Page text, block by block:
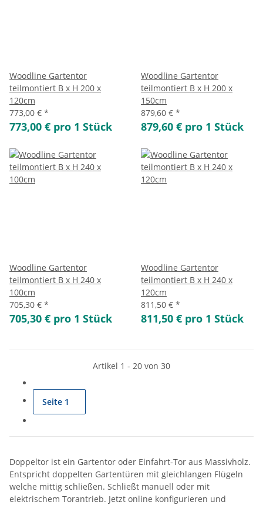
Woodline Gartentor
teilmontiert B x H 200 x
120cm
773,00 € *
773,00 € pro 1 Stück
Woodline Gartentor
teilmontiert B x H 200 x
150cm
879,60 € *
879,60 € pro 1 Stück
Woodline Gartentor
teilmontiert B x H 240 x
100cm
705,30 € *
705,30 € pro 1 Stück
Woodline Gartentor
teilmontiert B x H 240 x
120cm
811,50 € *
811,50 € pro 1 Stück
Artikel 1 - 20 von 30
Seite 1
Doppeltor ist ein Gartentor oder Einfahrt-Tor aus Massivholz.
Entspricht doppelten Gartentüren mit gleichlangen Flügeln
welche mittig schließen. Schließt manuell oder mit
elektrischem Torantrieb. Jetzt online konfigurieren und